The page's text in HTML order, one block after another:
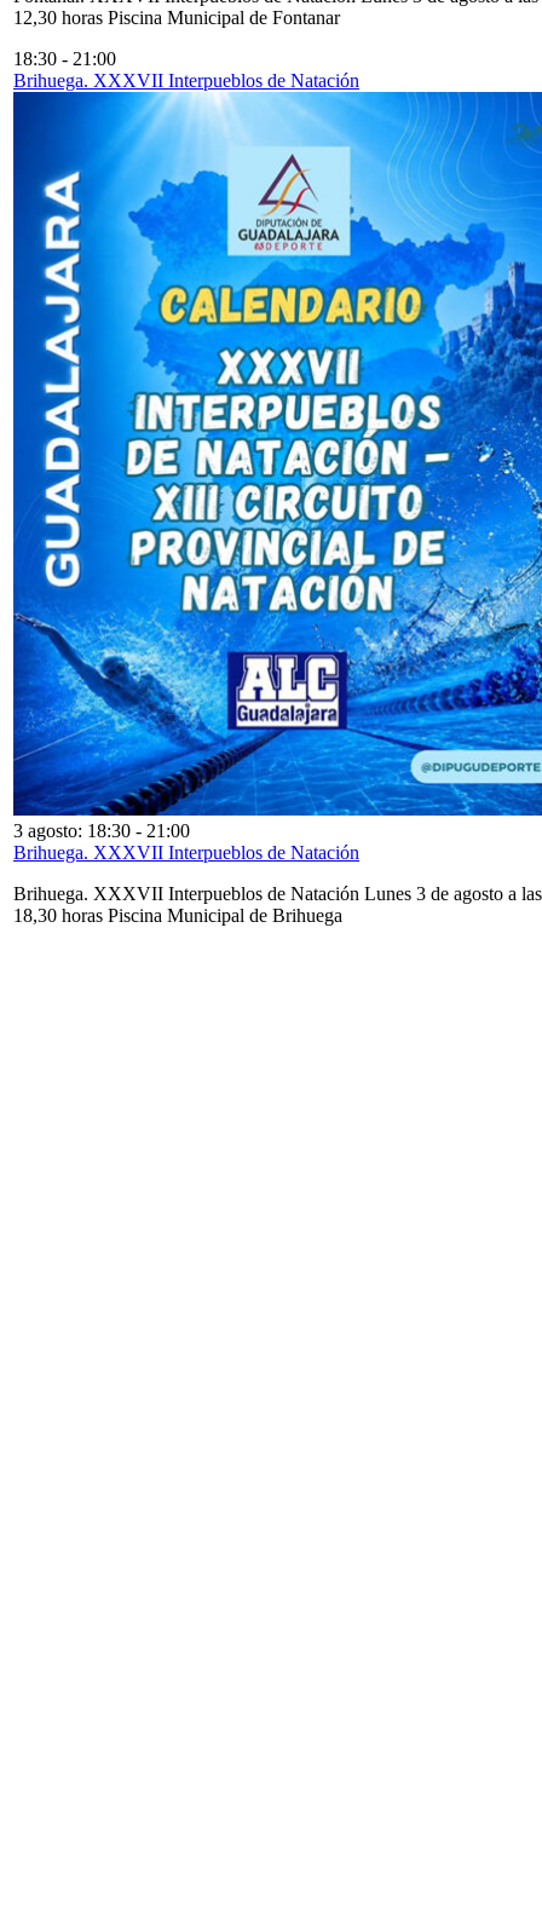
12,30 horas Piscina Municipal de Fontanar
18:30 - 21:00
Brihuega. XXXVII Interpueblos de Natación
3 agosto: 18:30 - 21:00
Brihuega. XXXVII Interpueblos de Natación
Brihuega. XXXVII Interpueblos de Natación Lunes 3 de agosto a las
18,30 horas Piscina Municipal de Brihuega